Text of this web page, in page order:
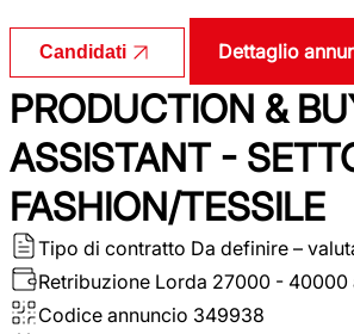
Candidati Dettaglio
PRODUCTION &
ASSISTANT -
FASHION/TESSILE
Tipo di contratto Da definire –
Retribuzione Lorda 27000 - 40000
Codice annuncio 349938